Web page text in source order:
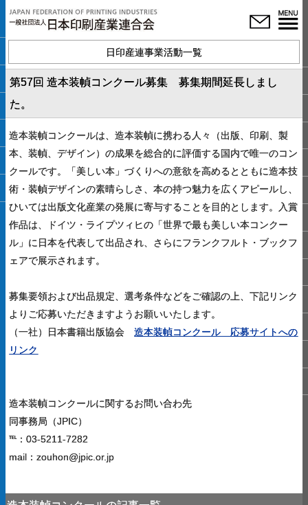
日印産連事業活動一覧
第57回 造本装幀コンクール募集 募集期間延長しまし
た。
造本装幀コンクールは、造本装幀に携わる人々（出版、印刷、製
本、装幀、デザイン）の成果を総合的に評価する国内で唯一のコン
クールです。「美しい本」づくりへの意欲を高めるとともに造本技
術・装幀デザインの素晴らしさ、本の持つ魅力を広くアピールし、
ひいては出版文化産業の発展に寄与することを目的とします。入賞
作品は、ドイツ・ライプツィヒの「世界で最も美しい本コンクー
ル」に日本を代表して出品され、さらにフランクフルト・ブックフ
ェアで展示されます。
募集要領および出品規定、選考条件などをご確認の上、下記リンク
よりご応募いただきますようお願いいたします。
（一社）日本書籍出版協会造本装幀コンクール 応募サイトへの
リンク
造本装幀コンクールに関するお問い合わ先
同事務局（JPIC）
℡：03-5211-7282
mail：zouhon@jpic.or.jp